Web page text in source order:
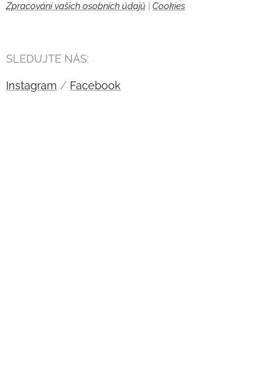
Zpracování vašich osobních údajů Cookies
SLEDUJTE NÁS:
Instagram / Facebook